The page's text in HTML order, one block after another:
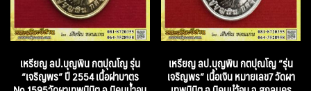
เหรียญ ลป.บุญพิน กตปุณโญ รุ่น
“เจริญพร” ปี 2554 เนื้อฝาบาตร
เหรียญ ลป.บุญพิน กตปุณโญ “รุ่น
เจริญพร” เนื้อเงิน หมายเลข7 วัดผา